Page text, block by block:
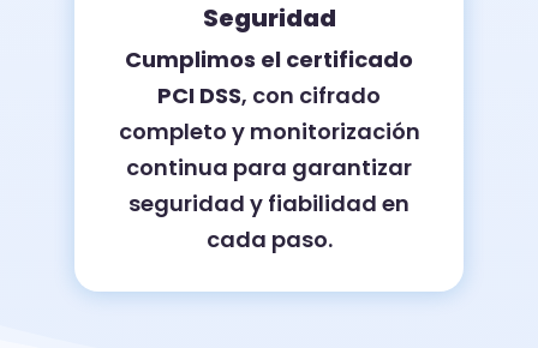
Seguridad
Cumplimos el certificado
PCI DSS, con cifrado
completo y monitorización
continua para garantizar
seguridad y fiabilidad en
cada paso.